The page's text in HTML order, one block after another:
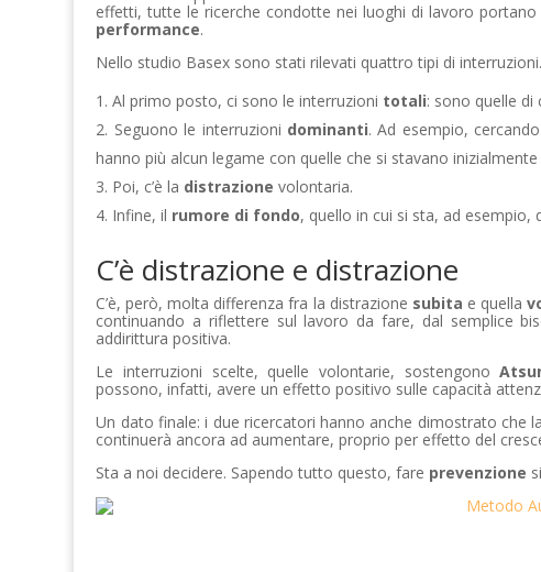
effetti, tutte le ricerche condotte nei luoghi di lavoro portano
performance.
Nello studio Basex sono stati rilevati quattro tipi di
Al primo posto, ci sono le interruzioni totali: sono quelle
Seguono le interruzioni dominanti. Ad esempio,
hanno più alcun legame con quelle che si stavano inizialmente
Poi, c’è la distrazione volontaria.
Infine, il rumore di fondo, quello in cui si sta, ad esempio,
C’è distrazione e distrazione
C’è, però, molta differenza fra la distrazione subita e quella
continuando a riflettere sul lavoro da fare, dal semplice
addirittura positiva.
Le interruzioni scelte, quelle volontarie, sostengono
possono, infatti, avere un effetto positivo sulle capacità
Un dato finale: i due ricercatori hanno anche dimostrato che
continuerà ancora ad aumentare, proprio per effetto del
Sta a noi decidere. Sapendo tutto questo, fare prevenzione